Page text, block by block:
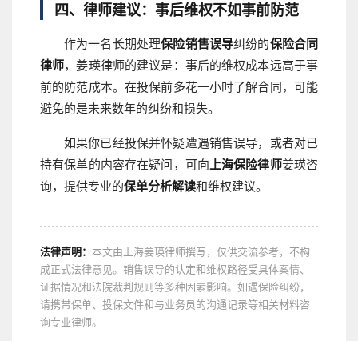
四、律师建议：事后维权不如事前防范
作为一名长期处理保险销售误导纠纷的保险合同
律师，姜瑛律师的建议是：事后的维权成本远高于事
前的防范成本。在投保前多花一小时了解合同，可能
避免的是未来数年的纠纷和损失。
如果你已经投保并怀疑遭遇销售误导，或者对已
持有保单的内容存在疑问，可向上海保险律师姜瑛咨
询，提供专业的保单分析解读和维权建议。
法律声明： 本文由上海姜瑛律师撰写，仅供交流参考，不构
成正式法律意见。销售误导的认定和维权路径受具体案情、
证据情况和法院裁判规则等多种因素影响。如遇保险纠纷，
请携带保单、投保文件和与业务员的沟通记录等相关材料咨
询专业律师。